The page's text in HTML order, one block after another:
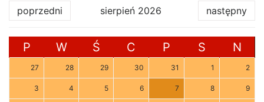
poprzedni sierpień 2026 następny
P W Ś C P S N
27 28 29 30 31 1 2
3 4 5 6 7 8 9